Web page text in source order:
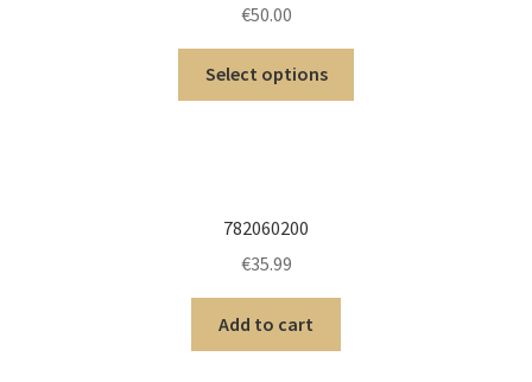
€50.00
Select options
782060200
€35.99
Add to cart